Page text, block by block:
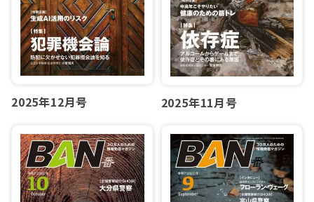
2025年12月号 2025年11月号